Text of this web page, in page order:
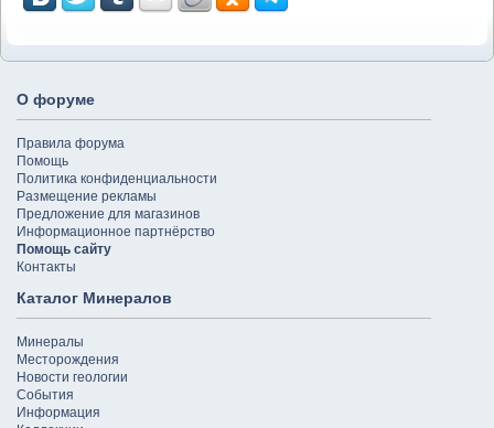
О форуме
Правила форума
Помощь
Политика конфиденциальности
Размещение рекламы
Предложение для магазинов
Информационное партнёрство
Помощь сайту
Контакты
Каталог Минералов
Минералы
Месторождения
Новости геологии
События
Информация